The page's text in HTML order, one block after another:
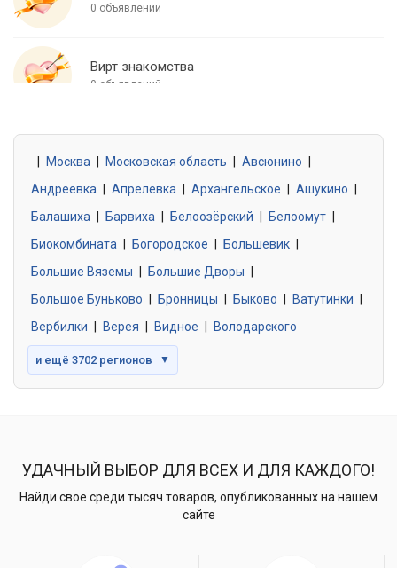
0 объявлений
Вирт знакомства
0 объявлений
0 объявлений
Знакомства без обязательств
0 объявлений
Москва Московская область Авсюнино
Андреевка
Апрелевка Архангельское Ашукино
Балашиха
Барвиха Белоозёрский Белоомут
Биокомбината
Богородское Большевик
Большие Вяземы
Большие Дворы
Большое Буньково
Бронницы Быково Ватутинки
Вербилки
Верея Видное Володарского
и ещё 3702 регионов ▼
УДАЧНЫЙ ВЫБОР ДЛЯ ВСЕХ И ДЛЯ КАЖДОГО!
Найди свое среди тысяч товаров, опубликованных на нашем
сайте